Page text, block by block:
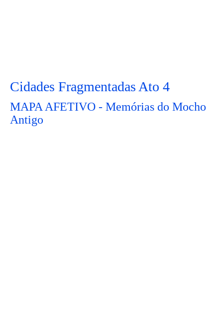
Cidades Fragmentadas Ato 4
MAPA AFETIVO - Memórias do Mocho
Antigo